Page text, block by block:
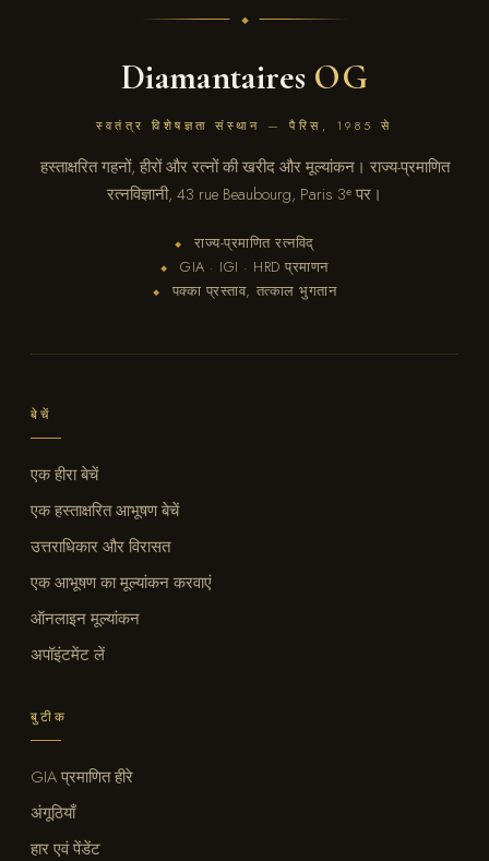
Diamantaires OG
स्वतंत्र विशेषज्ञता संस्थान — पैरिस, 1985 से
हस्ताक्षरित गहनों, हीरों और रत्नों की खरीद और मूल्यांकन। राज्य-प्रमाणित
रत्नविज्ञानी, 43 rue Beaubourg, Paris 3ᵉ पर।
◆ राज्य-प्रमाणित रत्नविद्
◆ GIA · IGI · HRD प्रमाणन
◆ पक्का प्रस्ताव, तत्काल भुगतान
बेचें
एक हीरा बेचें
एक हस्ताक्षरित आभूषण बेचें
उत्तराधिकार और विरासत
एक आभूषण का मूल्यांकन करवाएं
ऑनलाइन मूल्यांकन
अपॉइंटमेंट लें
बुटीक
GIA प्रमाणित हीरे
अंगूठियाँ
हार एवं पेंडेंट